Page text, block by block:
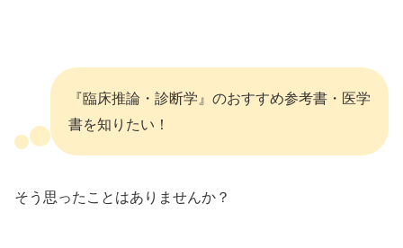
『臨床推論・診断学』のおすすめ参考書・医学
書を知りたい！
そう思ったことはありませんか？